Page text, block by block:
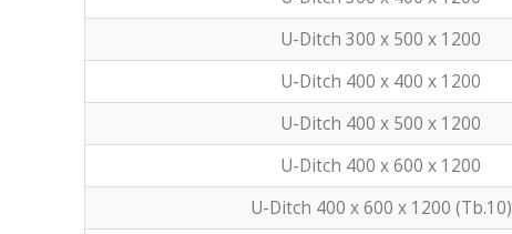
U-Ditch 300 x 500 x 1200
U-Ditch 400 x 400 x 1200
U-Ditch 400 x 500 x 1200
U-Ditch 400 x 600 x 1200
U-Ditch 400 x 600 x 1200 (Tb.10)